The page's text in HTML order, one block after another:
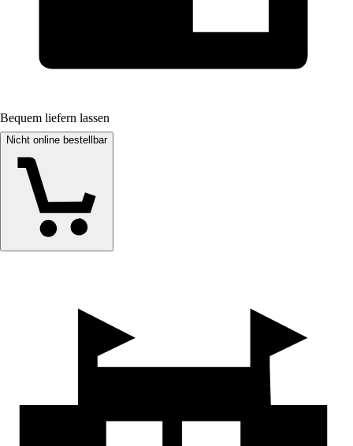
Bequem liefern lassen
Nicht online bestellbar